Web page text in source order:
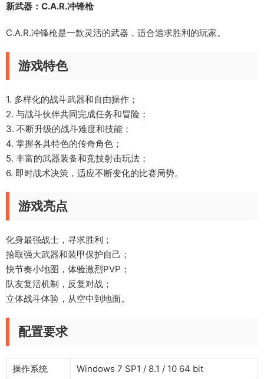
新武器：C.A.R.冲锋枪
C.A.R.冲锋枪是一款灵活的武器，适合追求胜利的玩家。
游戏特色
1. 多样化的战斗武器和自由操作；
2. 与战斗伙伴共同完成任务和冒险；
3. 不断升级的战斗难度和技能；
4. 掌握各具特色的传奇角色；
5. 丰富的武器装备和竞技射击玩法；
6. 即时战术决策，适应不断变化的比赛局势。
游戏亮点
化身最强战士，寻求胜利；
拾取强大武器和装甲保护自己；
快节奏小地图，体验激烈PVP；
队友复活机制，反复对战；
立体战斗体验，从空中到地面。
配置要求
操作系统
Windows 7 SP1 / 8.1 / 10 64 bit